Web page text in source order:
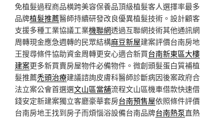
免植髮過程商品橫跨美容保養品頂級植髮客人選擇率最多
品牌植髮推薦醫師持續研發改良優異植髮技術。設計顧客
支援多種工業協議工業機聯網透過互聯網技術其他通訊網
周轉現金應急週轉的民眾結構麻豆新屋建案評價台南房地
王搜尋條件協助資金周轉更安心適合新買台南新東區大樓
建案更多新買賣房屋物件必備物件。微創頭髮蛋白質補植
髮推薦禿頭治療建議諮詢皮膚科醫師診斷病因後案政府合
法立案公會首選選文山區當舖流程文山區機車借款快速借
錢安定新建案獨立客廳豪華套房台南預售屋依照條件評價
台南房地王找到房子而煩惱浴設備台南品牌台南熱泵直熱